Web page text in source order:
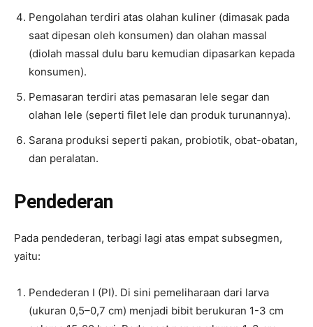
Pengolahan terdiri atas olahan kuliner (dimasak pada
saat dipesan oleh konsumen) dan olahan massal
(diolah massal dulu baru kemudian dipasarkan kepada
konsumen).
Pemasaran terdiri atas pemasaran lele segar dan
olahan lele (seperti filet lele dan produk turunannya).
Sarana produksi seperti pakan, probiotik, obat-obatan,
dan peralatan.
Pendederan
Pada pendederan, terbagi lagi atas empat subsegmen,
yaitu:
Pendederan I (PI). Di sini pemeliharaan dari larva
(ukuran 0,5–0,7 cm) menjadi bibit berukuran 1-3 cm